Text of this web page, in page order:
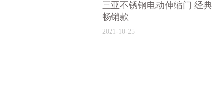
三亚不锈钢电动伸缩门 经典
畅销款
2021-10-25